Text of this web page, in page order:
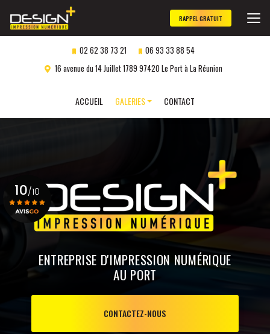
au
contenu
principal
02 62 38 73 21
06 93 33 88 54
16 avenue du 14 Juillet 1789 97420 Le Port à La Réunion
ACCUEIL
GALERIES
Impression numérique
Gravure laser
personnalisée
CONTACT
RAPPEL GRATUIT
ENTREPRISE D'IMPRESSION NUMÉRIQUE
AU PORT
CONTACTEZ-NOUS
10/10
Voir le certificat